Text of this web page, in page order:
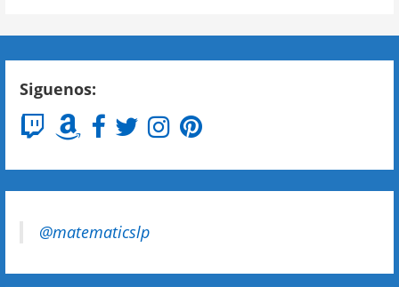
Siguenos:
@matematicslp